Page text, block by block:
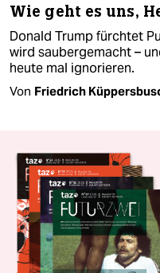
Wie geht es uns,
Donald Trump fürchtet
wird saubergemacht –
heute mal ignorieren.
Von Friedrich